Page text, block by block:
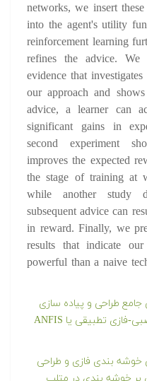
networks, we insert
into the agent's utility
reinforcement learning
refines the advice. We
evidence that
our approach and
advice, a learner can
significant gains in
second experiment
improves the expected
the stage of training at
while another study
subsequent advice can
in reward. Finally, we
results that indicate
powerful than a naive
طراحی و پیاده سازی
سیستم استنتاج عصبی-فازی تطبیقی یا ANFIS
خوشه بندی فازی و طراحی